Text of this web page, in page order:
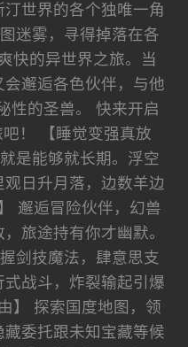
世界的各个独唯一角
迷雾，寻得掉落在各
快的异世界之旅。当
邂逅各色伙伴，与他
性的圣兽。 快来开启
！ 【睡觉变强真放
是能够就长期。浮空
日升月落，边数羊边
邂逅冒险伙伴，幻兽
旅途持有你才幽默。
剑技魔法，肆意思支
战斗，炸裂输起引爆
】 探索国度地图，领
委托跟未知宝藏等候